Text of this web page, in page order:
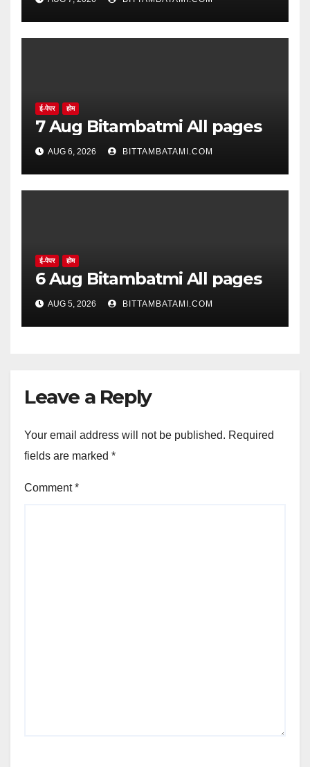
ई-पेपर होम
7 Aug Bitambatmi All pages
AUG 6, 2026 BITTAMBATAMI.COM
ई-पेपर होम
6 Aug Bitambatmi All pages
AUG 5, 2026 BITTAMBATAMI.COM
Leave a Reply
Your email address will not be published. Required
fields are marked *
Comment*